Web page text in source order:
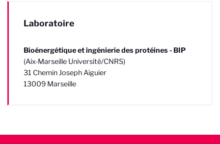
Laboratoire
Bioénergétique et ingénierie des protéines - BIP
(Aix-Marseille Université/CNRS)
31 Chemin Joseph Aiguier
13009 Marseille